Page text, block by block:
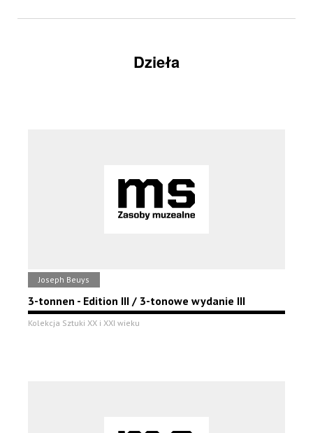
Dzieła
Joseph Beuys
3-tonnen - Edition III / 3-tonowe wydanie III
Kolekcja Sztuki XX i XXI wieku